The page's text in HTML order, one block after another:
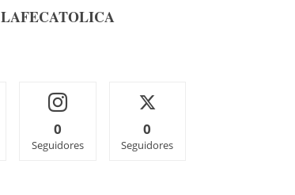
LAFECATOLICA
0
Seguidores
0
Seguidores